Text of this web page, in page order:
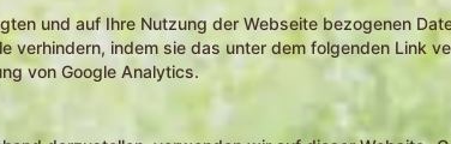
und auf Ihre Nutzung der Webseite bezogenen
verhindern, indem sie das unter dem folgenden Link
von Google Analytics.